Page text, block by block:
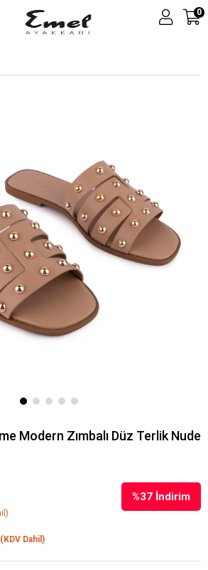
0
Modern Zımbalı Düz Terlik Nude
%37 İndirim
(KDV Dahil)